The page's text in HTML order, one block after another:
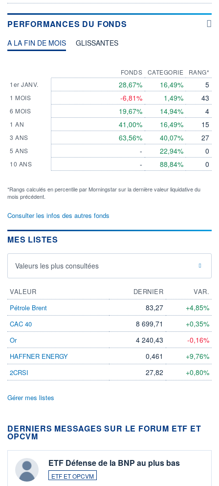
PERFORMANCES DU FONDS
A LA FIN DE MOIS GLISSANTES
1er JANV.
1 MOIS
6 MOIS
1 AN
3 ANS
5 ANS
10 ANS
FONDS
28,67%
-6,81%
19,67%
41,00%
63,56%
-
-
CATEGORIE
16,49%
1,49%
14,94%
16,49%
40,07%
22,94%
88,84%
RANG*
5
43
4
15
27
0
0
*Rangs calculés en percentile par Morningstar sur la dernière valeur liquidative du
mois précédent.
Consulter les infos des autres fonds
MES LISTES
Valeurs les plus consultées
VALEUR DERNIER
VAR.
Pétrole Brent
83,27 +4,85%
CAC 40 8 699,71 +0,35%
Or 4 240,43 -0,16%
HAFFNER ENERGY 0,461 +9,76%
2CRSI 27,82 +0,80%
Gérer mes listes
DERNIERS MESSAGES SUR LE FORUM ETF ET
OPCVM
ETF Défense de la BNP au plus bas
ETF ET OPCVM